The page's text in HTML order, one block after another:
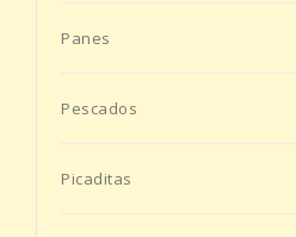
Panes
Pescados
Picaditas